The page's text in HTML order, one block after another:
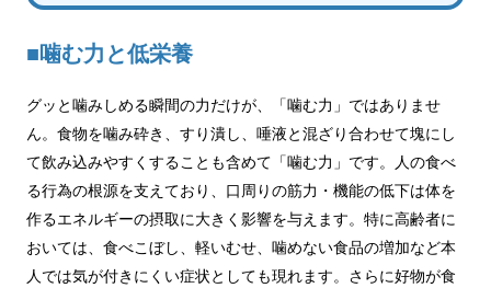
■噛む力と低栄養
グッと噛みしめる瞬間の力だけが、「噛む力」ではありませ
ん。食物を噛み砕き、すり潰し、唾液と混ざり合わせて塊にし
て飲み込みやすくすることも含めて「噛む力」です。人の食べ
る行為の根源を支えており、口周りの筋力・機能の低下は体を
作るエネルギーの摂取に大きく影響を与えます。特に高齢者に
おいては、食べこぼし、軽いむせ、噛めない食品の増加など本
人では気が付きにくい症状としても現れます。さらに好物が食